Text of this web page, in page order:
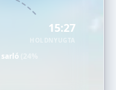
15:27
HOLDNYUGTA
sarló